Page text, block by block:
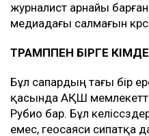
журналист арнайы
медиадағы салмағын
ТРАМППЕН БІРГЕ
Бұл сапардың тағы бір
қасында АҚШ
Рубио бар. Бұл
емес, геосаяси сипатқа